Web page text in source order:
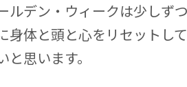
ルデン・ウィークは少しず
身体と頭と心をリセットし
と思います。